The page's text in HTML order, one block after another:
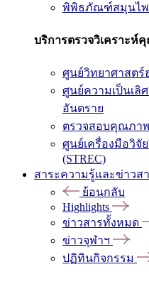
พิพิธภัณฑ์สมุนไพ
บริการตรวจวิเคราะห์
ศูนย์วิทยาศาสตร์
ศูนย์ความเป็นเลิ
อันตราย
ตรวจสอบคุณภา
ศูนย์เครื่องมือวิจั
(STREC)
สาระความรู้และข่าวส
ย้อนกลับ
Highlights
ข่าวสารทั้งหมด
ข่าวจุฬาฯ
ปฏิทินกิจกรรม